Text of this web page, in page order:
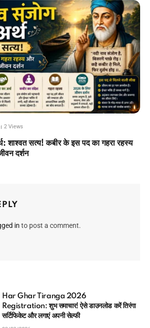
2Views
शाश्वत सत्य! कबीर के इस पद का गहरा रहस्य
दर्शन
in to post a comment.
आधार कार्ड में कौन सा मोबाइल नंबर लिंक है? (2026)
मिनटों में चेक करने का Direct तरीका
08/08/2026